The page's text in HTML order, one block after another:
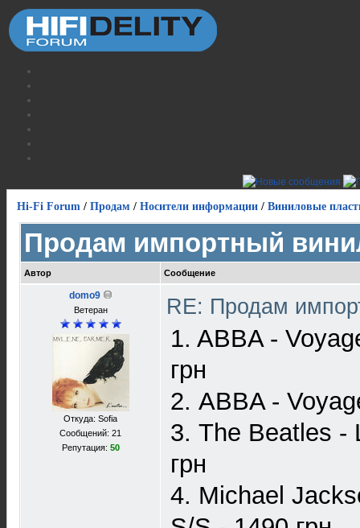
Hi-Fi Forum / Продам / Носители информации / Виниловые
Продам импортный
Автор Сообщение
domo9
Ветеран
Откуда: Sofia
Сообщений: 21
Репутация: 50
RE: Продам
1. ABBA -
грн
2. ABBA -
3. The Beatles -
грн
4. Michael